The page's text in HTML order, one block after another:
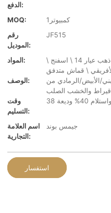
الدفع:
MOQ:
كمبيوتر1
رقم
الموديل:
JF515
المواد:
خشب زان فرنسي \ جلد \ ذهب عيار 14 \ اسفنج \
\ قماش متدفق
الوصف:
الأبيض/الرمادي من
وقت
التسليم:
وديعة
اسم العلامة
التجارية:
جيمس بوند
استفسار